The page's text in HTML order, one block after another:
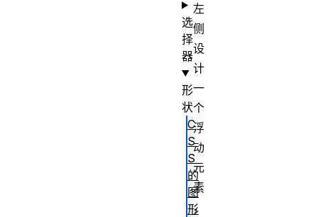
左
侧
设
计
一
个
浮
动
元
素
，
选
择
器
形
状
C
S
S
的
图
形